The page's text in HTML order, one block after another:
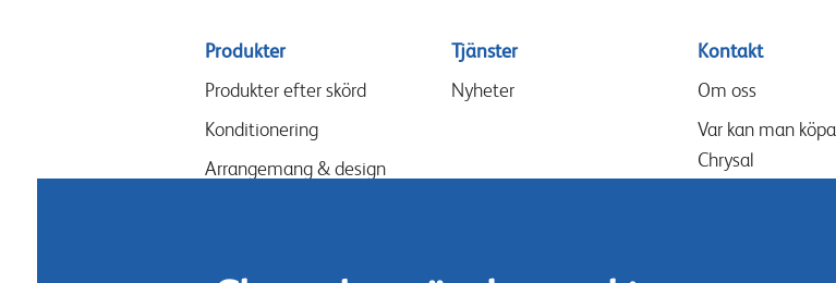
Sitemap
menu
Produkter
Produkter efter skörd
Konditionering
Arrangemang & design
Tjänster
Nyheter
Kontakt
Om oss
Var kan man köpa
Chrysal